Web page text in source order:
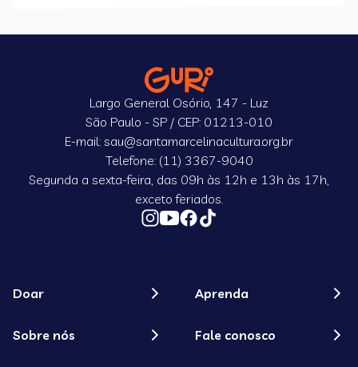
Largo General Osório, 147 - Luz
São Paulo - SP / CEP: 01213-010
E-mail: sau@santamarcelinacultura.org.br
Telefone: (11) 3367-9040
Segunda a sexta-feira, das 09h às 12h e 13h às 17h,
exceto feriados.
Doar
Sobre nós
Aprenda
Fale conosco